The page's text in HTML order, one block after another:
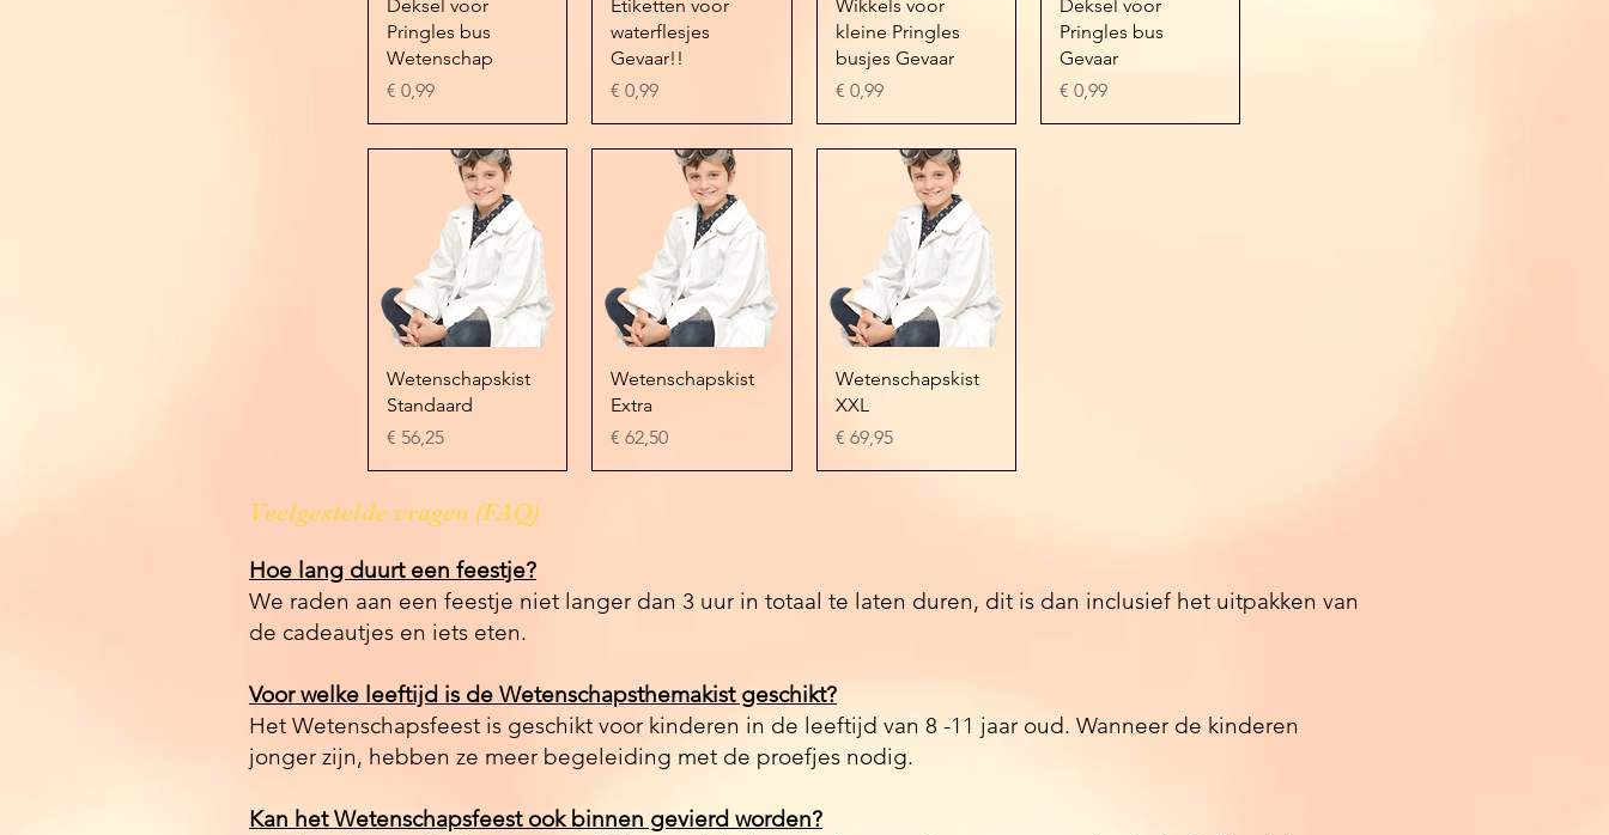
Deksel voor
Pringles bus
Wetenschap
Prijs
€ 0,99
Etiketten voor
waterflesjes
Gevaar!!
Prijs
€ 0,99
Wikkels voor
kleine Pringles
busjes Gevaar
Prijs
€ 0,99
Deksel voor
Pringles bus
Gevaar
Prijs
€ 0,99
Snel overzicht
Wetenschapskist
Standaard
Prijs
€ 56,25
Snel overzicht
Wetenschapskist
Extra
Prijs
€ 62,50
Snel overzicht
Wetenschapskist
XXL
Prijs
€ 69,95
Veelgestelde vragen (FAQ)
Hoe lang duurt een feestje?
We raden aan een feestje niet langer dan 3 uur in totaal te laten duren, dit is dan inclusief het uitpakken van
de cadeautjes en iets eten.
Voor welke leeftijd is de Wetenschapsthemakist geschikt?
Het Wetenschapsfeest is geschikt voor kinderen in de leeftijd van 8 -11 jaar oud. Wanneer de kinderen
jonger zijn, hebben ze meer begeleiding met de proefjes nodig.
​Kan het Wetenschapsfeest ook binnen gevierd worden?